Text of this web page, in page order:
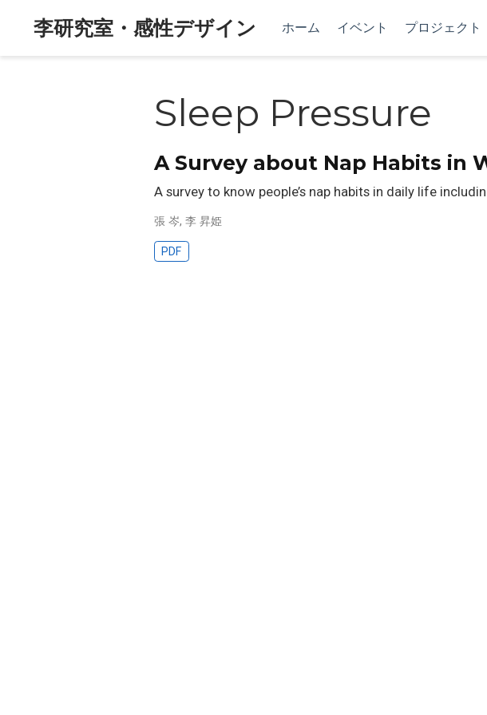
李研究室・感性デザイン ホーム イベント プロジェクト
Sleep Pressure
A Survey about Nap Habits in
A survey to know people’s nap habits in daily life
張 岑,李 昇姫
PDF